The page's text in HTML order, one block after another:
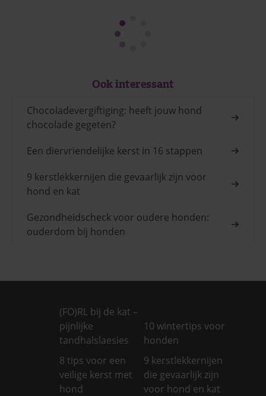
Ook interessant
Chocoladevergiftiging: heeft jouw hond
chocolade gegeten?
Een diervriendelijke kerst in 16 stappen
9 kerstlekkernijen die gevaarlijk zijn voor
hond en kat
Gezondheidscheck voor oudere honden:
ouderdom bij honden
(FO)RL bij de kat –
pijnlijke
tandhalslaesies
10 wintertips voor
honden
8 tips voor een
veilige kerst met
hond
9 kerstlekkernijen
die gevaarlijk zijn
voor hond en kat